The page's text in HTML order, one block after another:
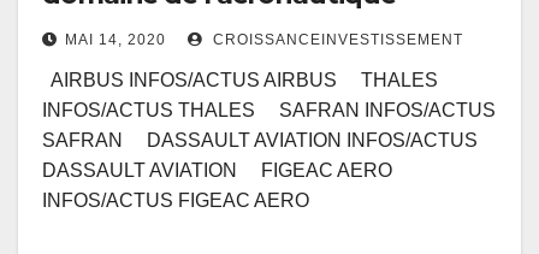
MAI 14, 2020 CROISSANCEINVESTISSEMENT
AIRBUS INFOS/ACTUS AIRBUS THALES
INFOS/ACTUS THALES SAFRAN INFOS/ACTUS
SAFRAN DASSAULT AVIATION INFOS/ACTUS
DASSAULT AVIATION FIGEAC AERO
INFOS/ACTUS FIGEAC AERO